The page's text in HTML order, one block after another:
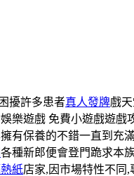
擾許多患者真人發牌戲
樂遊戲 免費小遊戲遊戲
有保養的不錯一直到充
各種新郎便會登門跪求本
紙店家,因市場特性不同,